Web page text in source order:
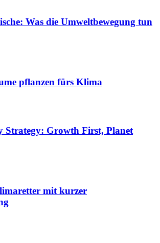
Was die Umweltbewegung tun
pflanzen fürs Klima
Strategy: Growth First, Planet
mit kurzer